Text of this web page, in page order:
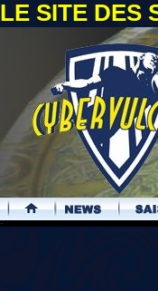
LE SITE DES
.